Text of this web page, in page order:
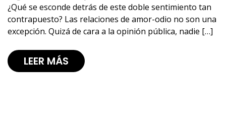
¿Qué se esconde detrás de este doble sentimiento tan
contrapuesto? Las relaciones de amor-odio no son una
excepción. Quizá de cara a la opinión pública, nadie […]
LEER MÁS